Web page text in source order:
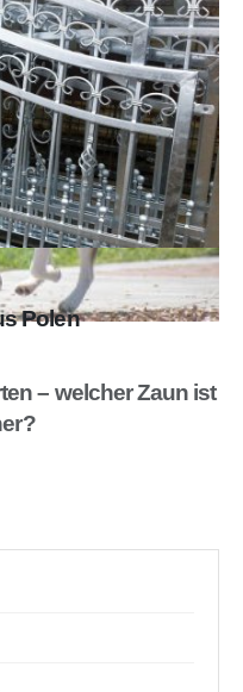
Polen
– welcher Zaun ist